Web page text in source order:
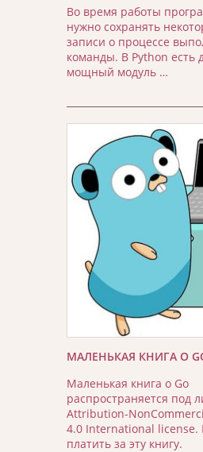
Во время работы
нужно сохранять
записи о процессе
команды. В Python есть
мощный модуль …
МАЛЕНЬКАЯ КНИГА О
Маленькая книга о Go
распространяется под
Attribution-
4.0 International
платить за эту книгу.